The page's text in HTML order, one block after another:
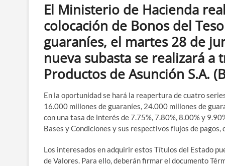
El Ministerio de Hacienda
colocación de Bonos del
guaraníes, el martes 28 de
nueva subasta se realizará a
Productos de Asunción S.A.
En la oportunidad se hará la reapertura de cuatro
16.000 millones de guaraníes, 24.000 millones de
con una tasa de interés de 7.75%, 7.80%, 8.00% y
Bases y Condiciones y sus respectivos flujos de
Los interesados en adquirir estos Títulos del Estado
de Valores. Para ello, deberán firmar el documento